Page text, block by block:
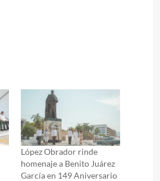
López Obrador rinde
homenaje a Benito Juárez
García en 149 Aniversario